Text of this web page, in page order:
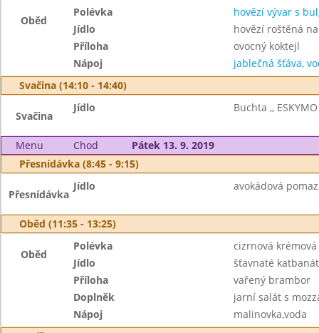
Oběd
Polévka
hovězí vývar s
Jídlo
hovězí roštěná
Příloha
ovocný koktejl
Nápoj
jablečná šťáva,
Svačina (14:10 - 14:40)
Svačina
Jídlo Buchta ,,
Menu Chod
Pátek 13. 9. 2019
Přesnídávka (8:45 - 9:15)
Přesnídávka
Jídlo avokádová
Oběd (11:35 - 13:25)
Oběd
Polévka
cizrnová
Jídlo
šťavnaté
Příloha
vařený brambor
Doplněk
jarní salát s
Nápoj
malinovka,voda